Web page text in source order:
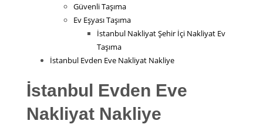
Güvenli Taşıma
Ev Eşyası Taşıma
İstanbul Nakliyat Şehir İçi Nakliyat Ev
Taşıma
İstanbul Evden Eve Nakliyat Nakliye
İstanbul Evden Eve
Nakliyat Nakliye